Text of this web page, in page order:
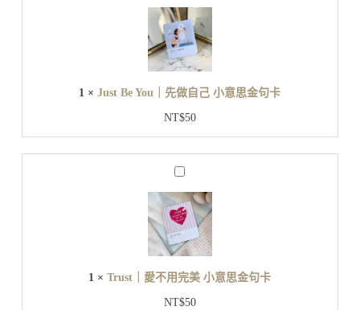
都
算
數
小
思
金
s
t
B
e
Y
o
u
｜
自
小
意
思
金
卡
1 ×Just Be You｜先做自己 小意思金句卡
NT$50
T
u
s
t
｜
不
用
1 ×Trust｜愛不用完美 小意思金句卡
NT$50